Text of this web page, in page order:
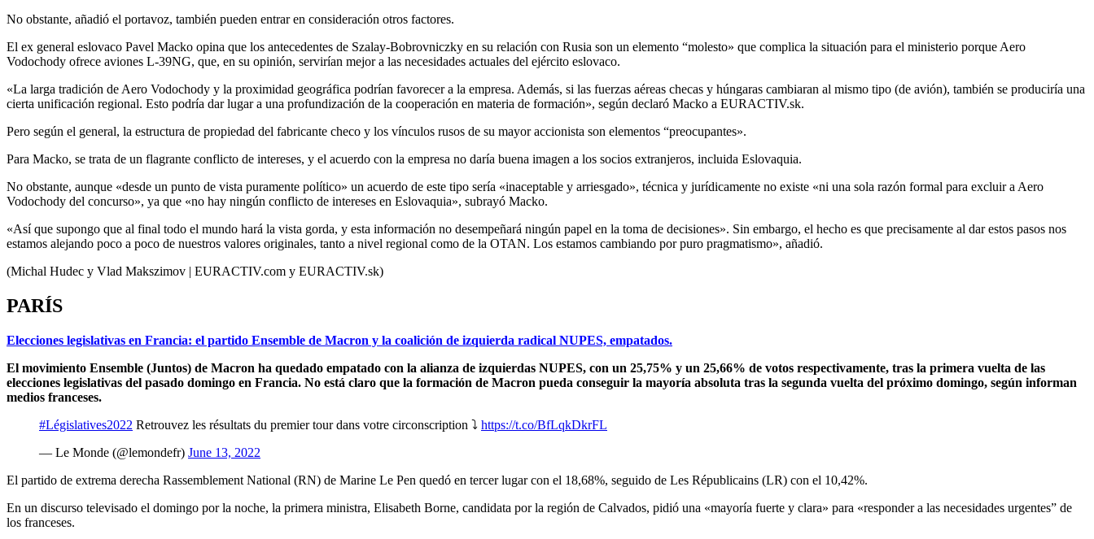
No obstante, añadió el portavoz, también pueden entrar en consideración otros factores.
El ex general eslovaco Pavel Macko opina que los antecedentes de Szalay-Bobrovniczky en su relación con Rusia son un elemento “molesto» que complica la situación para el ministerio porque Aero
Vodochody ofrece aviones L-39NG, que, en su opinión, servirían mejor a las necesidades actuales del ejército eslovaco.
«La larga tradición de Aero Vodochody y la proximidad geográfica podrían favorecer a la empresa. Además, si las fuerzas aéreas checas y húngaras cambiaran al mismo tipo (de avión), también se produciría una
cierta unificación regional. Esto podría dar lugar a una profundización de la cooperación en materia de formación», según declaró Macko a EURACTIV.sk.
Pero según el general, la estructura de propiedad del fabricante checo y los vínculos rusos de su mayor accionista son elementos “preocupantes».
Para Macko, se trata de un flagrante conflicto de intereses, y el acuerdo con la empresa no daría buena imagen a los socios extranjeros, incluida Eslovaquia.
No obstante, aunque «desde un punto de vista puramente político» un acuerdo de este tipo sería «inaceptable y arriesgado», técnica y jurídicamente no existe «ni una sola razón formal para excluir a Aero
Vodochody del concurso», ya que «no hay ningún conflicto de intereses en Eslovaquia», subrayó Macko.
«Así que supongo que al final todo el mundo hará la vista gorda, y esta información no desempeñará ningún papel en la toma de decisiones». Sin embargo, el hecho es que precisamente al dar estos pasos nos
estamos alejando poco a poco de nuestros valores originales, tanto a nivel regional como de la OTAN. Los estamos cambiando por puro pragmatismo», añadió.
(Michal Hudec y Vlad Makszimov | EURACTIV.com y EURACTIV.sk)
PARÍS
Elecciones legislativas en Francia: el partido Ensemble de Macron y la coalición de izquierda radical NUPES, empatados.
El movimiento Ensemble (Juntos) de Macron ha quedado empatado con la alianza de izquierdas NUPES, con un 25,75% y un 25,66% de votos respectivamente, tras la primera vuelta de las
elecciones legislativas del pasado domingo en Francia. No está claro que la formación de Macron pueda conseguir la mayoría absoluta tras la segunda vuelta del próximo domingo, según informan
medios franceses.
#Législatives2022 Retrouvez les résultats du premier tour dans votre circonscription ⤵️ https://t.co/BfLqkDkrFL
— Le Monde (@lemondefr) June 13, 2022
El partido de extrema derecha Rassemblement National (RN) de Marine Le Pen quedó en tercer lugar con el 18,68%, seguido de Les Républicains (LR) con el 10,42%.
En un discurso televisado el domingo por la noche, la primera ministra, Elisabeth Borne, candidata por la región de Calvados, pidió una «mayoría fuerte y clara» para «responder a las necesidades urgentes” de
los franceses.